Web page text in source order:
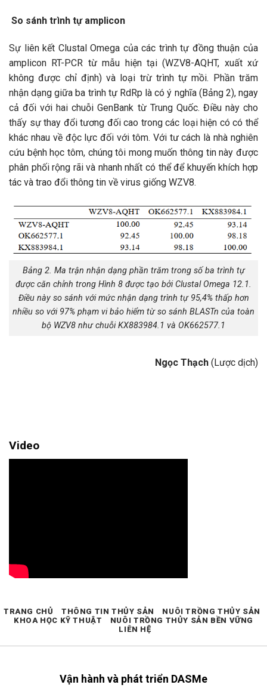
So sánh trình tự amplicon
Sự liên kết Clustal Omega của các trình tự đồng thuận của
amplicon RT-PCR từ mẫu hiện tại (WZV8-AQHT, xuất xứ
không được chỉ định) và loại trừ trình tự mồi. Phần trăm
nhận dạng giữa ba trình tự RdRp là có ý nghĩa (Bảng 2), ngay
cả đối với hai chuỗi GenBank từ Trung Quốc. Điều này cho
thấy sự thay đổi tương đối cao trong các loại hiện có có thể
khác nhau về độc lực đối với tôm. Với tư cách là nhà nghiên
cứu bệnh học tôm, chúng tôi mong muốn thông tin này được
phân phối rộng rãi và nhanh nhất có thể để khuyến khích hợp
tác và trao đổi thông tin về virus giống WZV8.
Bảng 2. Ma trận nhận dạng phần trăm trong số ba trình tự
được căn chỉnh trong Hình 8 được tạo bởi Clustal Omega 12.1.
Điều này so sánh với mức nhận dạng trình tự 95,4% thấp hơn
nhiều so với 97% phạm vi bảo hiểm từ so sánh BLASTn của toàn
bộ WZV8 như chuỗi KX883984.1 và OK662577.1
Ngọc Thạch (Lược dịch)
Video
Vận hành và phát triển DASMe
TRANG CHỦ THÔNG TIN THỦY SẢN
NUÔI TRỒNG THỦY SẢN
KHOA HỌC KỸ THUẬT
NUÔI TRỒNG THỦY SẢN BỀN VỮNG
LIÊN HỆ